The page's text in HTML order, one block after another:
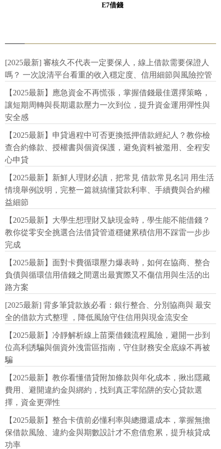
E7借錢
[2025最新] 審核久不代表一定要保人，線上借款需要保證人
嗎？ 一次說清平台看重的收入穩定度、信用細節與風險控管
【2025最新】應急資金不再慌張，掌握借錢最佳選擇策略，
讓短期周轉與長期還款壓力一次到位，提升資金運用彈性與
安全感
【2025最新】申貸過程中可否更換抵押借款經紀人？教你檢
查合約條款、授權書與個資保護，避免資料被濫用、全程安
心申貸
【2025最新】新鮮人理財必讀，把常見 借款常見名詞 用生活
情境舉例說明，完整一篇就搞懂貸款利率、手續費與合約權
益細節
【2025最新】大學生想理財又缺現金時，學生能不能借錢？
教你從零安全挑選合法借貸管道穩健累積信用不踩雷一步步
完成
【2025最新】面對卡費循環壓力爆表時，如何在協商、整合
負債與循環信用借錢之間選出最實際又不傷信用與生活的出
路方案
[2025最新] 背多筆貸款族必看：銀行整合、分別協商與 最安
全的借款方式整理 ，降低風險守住信用與現金流安全
【2025最新】冷靜解析線上苗栗借錢流程風險，避開一步到
位高利誘騙與個資外洩雷區指南，守住財務安全底線不再被
騙
【2025最新】教你看懂借貸附加條款與年化成本，揪出隱藏
費用、避開違約金與綁約，找到真正零陷阱的安心貸款選
擇，資金更彈性
【2025最新】整合卡債前必懂利率與總攤還成本，掌握無擔
保借款風險、違約金與期數設計才不愈借愈累，提升核貸成
功率